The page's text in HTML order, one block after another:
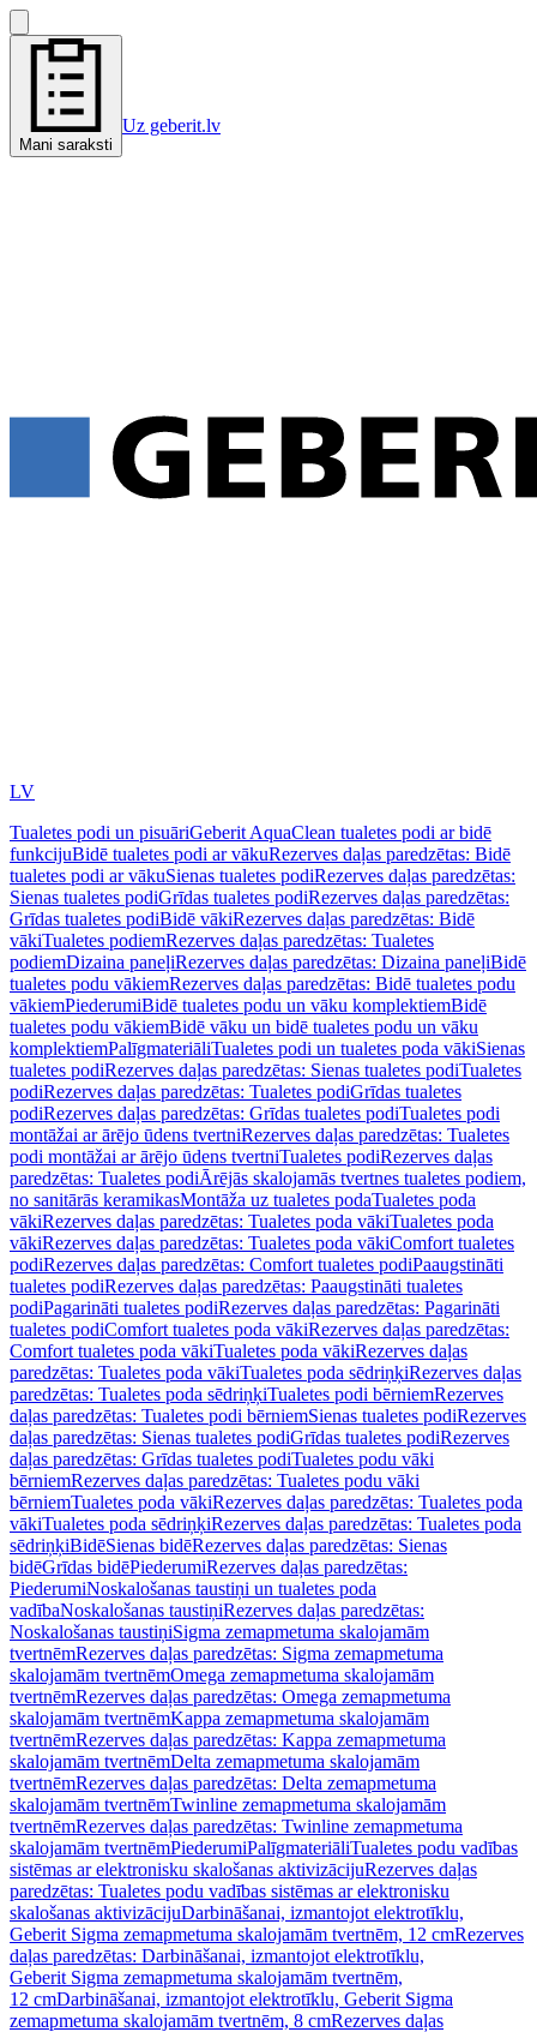
Mani saraksti
Uz geberit.lv
LV
Tualetes podi un pisuāriGeberit AquaClean tualetes podi ar bidē
funkcijuBidē tualetes podi ar vākuRezerves daļas paredzētas: Bidē
tualetes podi ar vākuSienas tualetes podiRezerves daļas paredzētas:
Sienas tualetes podiGrīdas tualetes podiRezerves daļas paredzētas:
Grīdas tualetes podiBidē vākiRezerves daļas paredzētas: Bidē
vākiTualetes podiemRezerves daļas paredzētas: Tualetes
podiemDizaina paneļiRezerves daļas paredzētas: Dizaina paneļiBidē
tualetes podu vākiemRezerves daļas paredzētas: Bidē tualetes podu
vākiemPiederumiBidē tualetes podu un vāku komplektiemBidē
tualetes podu vākiemBidē vāku un bidē tualetes podu un vāku
komplektiemPalīgmateriāliTualetes podi un tualetes poda vākiSienas
tualetes podiRezerves daļas paredzētas: Sienas tualetes podiTualetes
podiRezerves daļas paredzētas: Tualetes podiGrīdas tualetes
podiRezerves daļas paredzētas: Grīdas tualetes podiTualetes podi
montāžai ar ārējo ūdens tvertniRezerves daļas paredzētas: Tualetes
podi montāžai ar ārējo ūdens tvertniTualetes podiRezerves daļas
paredzētas: Tualetes podiĀrējās skalojamās tvertnes tualetes podiem,
no sanitārās keramikasMontāža uz tualetes podaTualetes poda
vākiRezerves daļas paredzētas: Tualetes poda vākiTualetes poda
vākiRezerves daļas paredzētas: Tualetes poda vākiComfort tualetes
podiRezerves daļas paredzētas: Comfort tualetes podiPaaugstināti
tualetes podiRezerves daļas paredzētas: Paaugstināti tualetes
podiPagarināti tualetes podiRezerves daļas paredzētas: Pagarināti
tualetes podiComfort tualetes poda vākiRezerves daļas paredzētas:
Comfort tualetes poda vākiTualetes poda vākiRezerves daļas
paredzētas: Tualetes poda vākiTualetes poda sēdriņķiRezerves daļas
paredzētas: Tualetes poda sēdriņķiTualetes podi bērniemRezerves
daļas paredzētas: Tualetes podi bērniemSienas tualetes podiRezerves
daļas paredzētas: Sienas tualetes podiGrīdas tualetes podiRezerves
daļas paredzētas: Grīdas tualetes podiTualetes podu vāki
bērniemRezerves daļas paredzētas: Tualetes podu vāki
bērniemTualetes poda vākiRezerves daļas paredzētas: Tualetes poda
vākiTualetes poda sēdriņķiRezerves daļas paredzētas: Tualetes poda
sēdriņķiBidēSienas bidēRezerves daļas paredzētas: Sienas
bidēGrīdas bidēPiederumiRezerves daļas paredzētas:
PiederumiNoskalošanas taustiņi un tualetes poda
vadībaNoskalošanas taustiņiRezerves daļas paredzētas:
Noskalošanas taustiņiSigma zemapmetuma skalojamām
tvertnēmRezerves daļas paredzētas: Sigma zemapmetuma
skalojamām tvertnēmOmega zemapmetuma skalojamām
tvertnēmRezerves daļas paredzētas: Omega zemapmetuma
skalojamām tvertnēmKappa zemapmetuma skalojamām
tvertnēmRezerves daļas paredzētas: Kappa zemapmetuma
skalojamām tvertnēmDelta zemapmetuma skalojamām
tvertnēmRezerves daļas paredzētas: Delta zemapmetuma
skalojamām tvertnēmTwinline zemapmetuma skalojamām
tvertnēmRezerves daļas paredzētas: Twinline zemapmetuma
skalojamām tvertnēmPiederumiPalīgmateriāliTualetes podu vadības
sistēmas ar elektronisku skalošanas aktivizācijuRezerves daļas
paredzētas: Tualetes podu vadības sistēmas ar elektronisku
skalošanas aktivizācijuDarbināšanai, izmantojot elektrotīklu,
Geberit Sigma zemapmetuma skalojamām tvertnēm, 12 cmRezerves
daļas paredzētas: Darbināšanai, izmantojot elektrotīklu,
Geberit Sigma zemapmetuma skalojamām tvertnēm,
12 cmDarbināšanai, izmantojot elektrotīklu, Geberit Sigma
zemapmetuma skalojamām tvertnēm, 8 cmRezerves daļas